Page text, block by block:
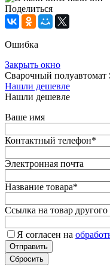
Поделиться
Ошибка
Закрыть окно
Сварочный
Нашли дешевле
Нашли дешевле
Ваше имя
Контактный телефон*
Электронная почта
Название товара*
Ссылка на товар другого
Я согласен на